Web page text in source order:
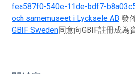
fea587f0-540e-11de-bdf7-
och samemuseet i Lycksele AB 發
GBIF Sweden同意向GBIF註冊成為